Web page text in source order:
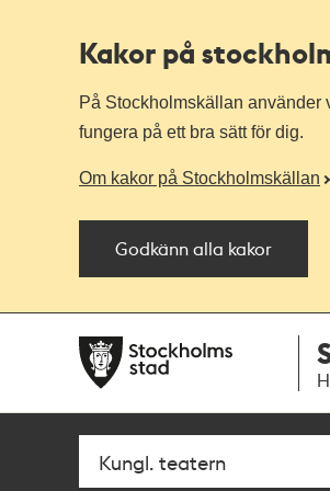
Kakor på
På Stockholmskällan använder
fungera på ett bra sätt för dig.
Om kakor på Stockholmskällan
Godkänn alla kakor
navigationen
huvudinnehållet
Sök